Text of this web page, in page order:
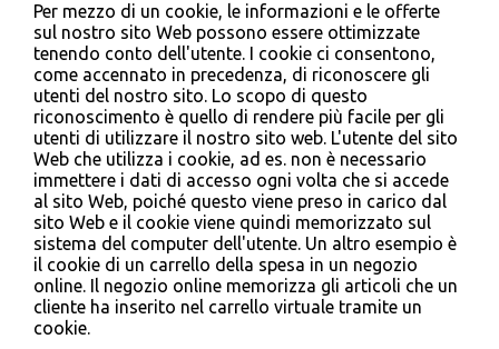
Per mezzo di un cookie, le informazioni e le offerte
sul nostro sito Web possono essere ottimizzate
tenendo conto dell'utente. I cookie ci consentono,
come accennato in precedenza, di riconoscere gli
utenti del nostro sito. Lo scopo di questo
riconoscimento è quello di rendere più facile per gli
utenti di utilizzare il nostro sito web. L'utente del sito
Web che utilizza i cookie, ad es. non è necessario
immettere i dati di accesso ogni volta che si accede
al sito Web, poiché questo viene preso in carico dal
sito Web e il cookie viene quindi memorizzato sul
sistema del computer dell'utente. Un altro esempio è
il cookie di un carrello della spesa in un negozio
online. Il negozio online memorizza gli articoli che un
cliente ha inserito nel carrello virtuale tramite un
cookie.